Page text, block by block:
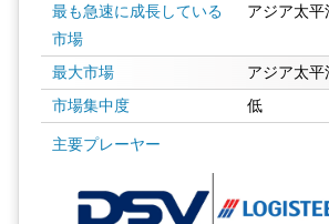
最も急速に成長している
市場
アジア太平
最大市場 アジア太平
市場集中度 低
主要プレーヤー
画像 © Mordor Intelligence。再利用にはCC BY